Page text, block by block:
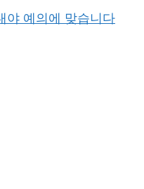
야 예의에 맞습니다